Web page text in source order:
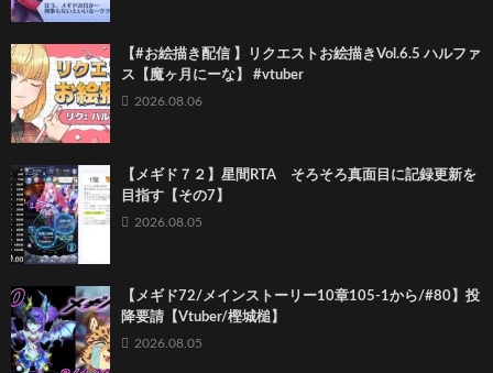
【#お絵描き配信 】リクエストお絵描きVol.6.5 ハルファ
ス【魔ヶ月にーな】 #vtuber
2026.08.06
【メギド７２】星間RTA そろそろ真面目に記録更新を
目指す【その7】
2026.08.05
【メギド72/メインストーリー10章105-1から/#80】投
降要請【Vtuber/樫城槌】
2026.08.05